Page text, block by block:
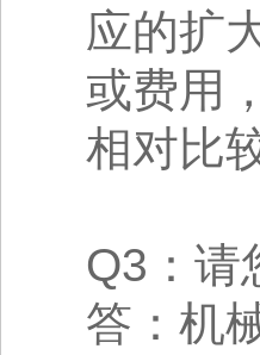
应的扩
或费用
相对比
Q3：请
答：机